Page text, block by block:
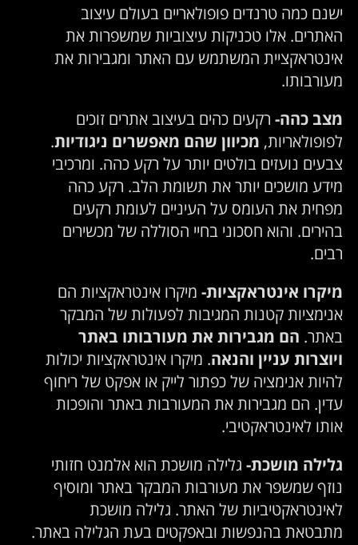
ישנם כמה טרנדים פופולאריים בעולם עיצוב
האתרים. אלו טכניקות עיצוביות שמשפרות את
אינטראקציית המשתמש עם האתר ומגבירות את
מעורבותו.
מצב כהה- רקעים כהים בעיצוב אתרים זוכים
לפופולאריות, מכיוון שהם מאפשרים ניגודיות.
צבעים נועזים בולטים יותר על רקע כהה. ומרכיבי
מידע מושכים יותר את תשומת הלב. רקע כהה
מפחית את העומס על העיניים לעומת רקעים
בהירים. והוא חסכוני בחיי הסוללה של מכשירים
רבים.
מיקרו אינטראקציות- מיקרו אינטראקציות הם
אנימציות קטנות המגיבות לפעולות של המבקר
באתר. הם מגבירות את מעורבותו באתר
ויוצרות עניין והנאה. מיקרו אינטראקציות יכולות
להיות אנימציה של כפתור לייק או אפקט של ריחוף
עדין. הם מגבירות את המעורבות באתר והופכות
אותו לאינטראקטיבי.
גלילה מושכת- גלילה מושכת הוא אלמנט חזותי
נוזף שמשפר את מעורבות המבקר באתר ומוסיף
לאינטראקטיביות של האתר. גלילה מושכת
מתבטאת בהנפשות ובאפקטים בעת הגלילה באתר.